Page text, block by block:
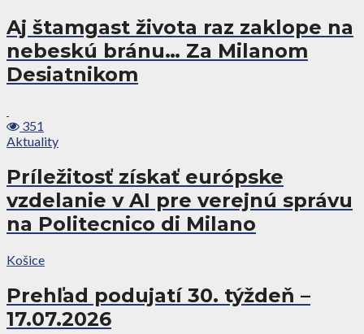
Aj štamgast života raz zaklope na
nebeskú bránu… Za Milanom
Desiatnikom
351
Aktuality
Príležitosť získať európske
vzdelanie v AI pre verejnú správu
na Politecnico di Milano
Košice
Prehľad podujatí 30. týždeň –
17.07.2026